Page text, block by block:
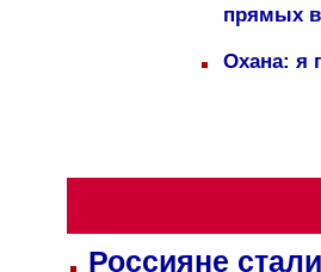
прямых
Охана: я
Россияне